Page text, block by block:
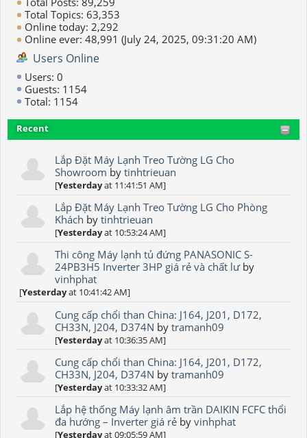
Total Topics: 63,353
Online today: 2,292
Online ever: 48,991 (July 24, 2025, 09:31:20 AM)
Users Online
Users: 0
Guests: 1154
Total: 1154
Recent
Lắp Đặt Máy Lạnh Treo Tường LG Cho
Showroom bytinhtrieuan
[Yesterdayat 11:41:51 AM]
Lắp Đặt Máy Lạnh Treo Tường LG Cho Phòng
Khách bytinhtrieuan
[Yesterdayat 10:53:24 AM]
Thi công Máy lạnh tủ đứng PANASONIC S-
24PB3H5 Inverter 3HP giá rẻ và chất lưby
vinhphat
[Yesterdayat 10:41:42 AM]
Cung cấp chổi than China: J164, J201, D172,
CH33N, J204, D374N bytramanh09
[Yesterdayat 10:36:35 AM]
Cung cấp chổi than China: J164, J201, D172,
CH33N, J204, D374N bytramanh09
[Yesterdayat 10:33:32 AM]
Lắp hệ thống Máy lạnh âm trần DAIKIN FCFC thổi
đa hướng – Inverter giá rẻ byvinhphat
[Yesterdayat 09:05:59 AM]